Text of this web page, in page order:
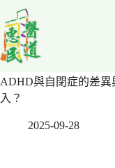
至
主
要
內
容
ADHD與自閉症的差
入？
2025-09-28